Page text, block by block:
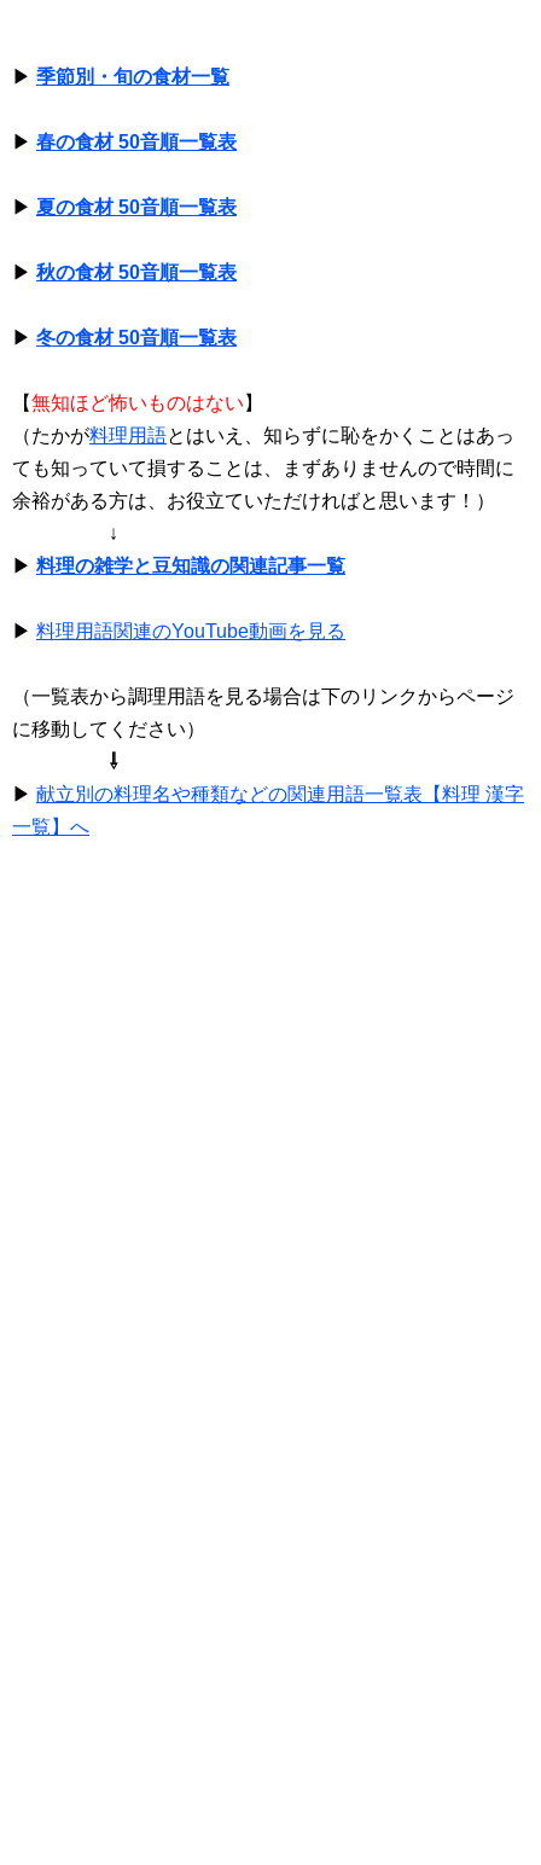
▶ 季節別・旬の食材一覧
▶ 春の食材 50音順一覧表
▶ 夏の食材 50音順一覧表
▶ 秋の食材 50音順一覧表
▶ 冬の食材 50音順一覧表
【無知ほど怖いものはない 】
（たかが料理用語とはいえ、知らずに恥をかくことはあっ
ても知っていて損することは、まずありませんので時間に
余裕がある方は、お役立ていただければと思います！）
↓
▶ 料理の雑学と豆知識の関連記事一覧
▶ 料理用語関連のYouTube動画を見る
（一覧表から調理用語を見る場合は下のリンクからページ
に移動してください）
⇩
▶ 献立別の料理名や種類などの関連用語一覧表【料理 漢字
一覧】へ